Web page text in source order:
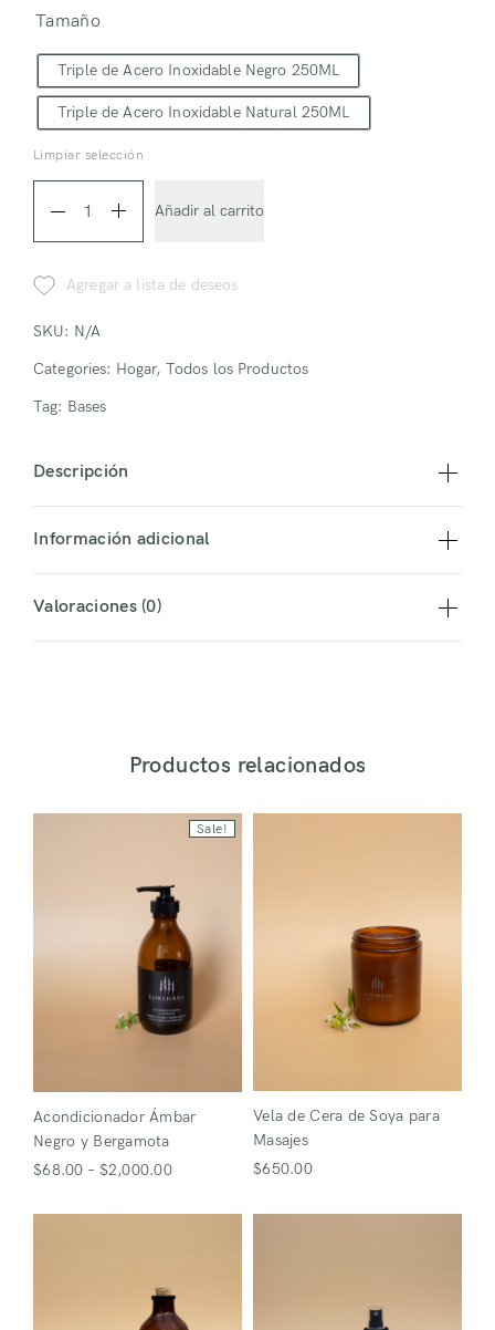
Recuerdame
¿No tienes una cuenta?
Tamaño
Triple de Acero Inoxidable Negro 250ML
Triple de Acero Inoxidable Natural 250ML
Limpiar selección
botellas
quantity
Añadir al carrito
Agregar a lista de deseos
SKU: N/A
Categories: Hogar, Todos los Productos
Tag: Bases
Descripción
Información adicional
Valoraciones (0)
Productos relacionados
Sale!
Acondicionador Ámbar
Negro y Bergamota
$68.00 – $2,000.00
Vela de Cera de Soya para
Masajes
$650.00